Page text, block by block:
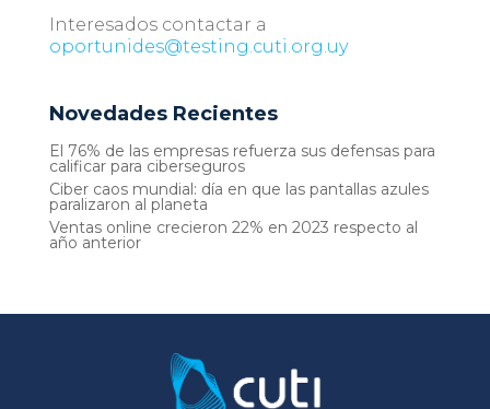
Interesados contactar a
oportunides@testing.cuti.org.uy
Novedades Recientes
El 76% de las empresas refuerza sus defensas para
calificar para ciberseguros
Ciber caos mundial: día en que las pantallas azules
paralizaron al planeta
Ventas online crecieron 22% en 2023 respecto al
año anterior